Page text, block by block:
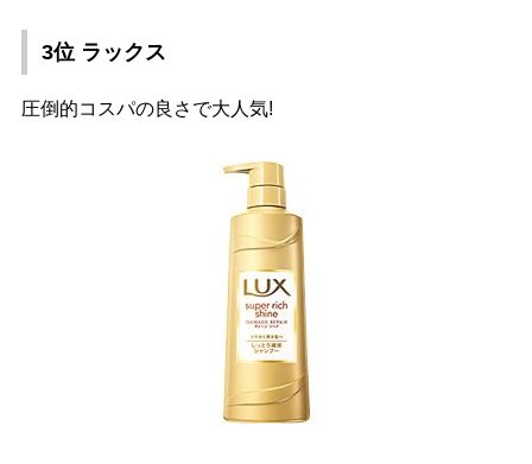
3位 ラックス
圧倒的コスパの良さで大人気!